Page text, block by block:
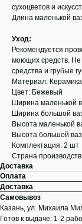
сухоцветов и
Длина маленькой
Уход:
Рекомендуется
моющих средств. Не
средства и грубые
Материал: Керамика
Цвет: Бежевый
Ширина маленькой
Ширина большой
Высота маленькой
Высота большой
Комплектация: 2 шт
Страна
Доставка
Оплата
Доставка
Самовывоз
Казань, ул. Михаила
Готов к выдаче: 1-2